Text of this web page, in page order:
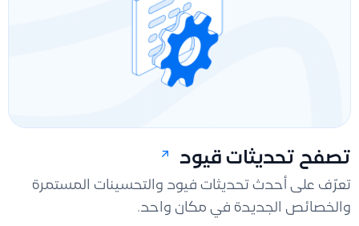
تصفح تحديثات قيود
تعرّف على أحدث تحديثات فيود والتحسينات المستمرة
والخصائص الجديدة في مكان واحد.